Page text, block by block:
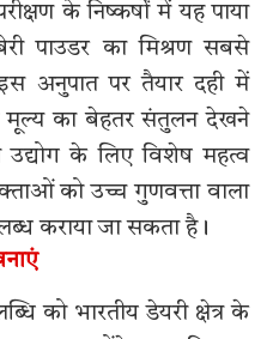
के निष्कर्षों में यह पाया
पाउडर का मिश्रण सबसे
अनुपात पर तैयार दही में
मूल्य का बेहतर संतुलन देखने
उद्योग के लिए विशेष महत्व
को उच्च गुणवत्ता वाला
कराया जा सकता है।
को भारतीय डेयरी क्षेत्र के